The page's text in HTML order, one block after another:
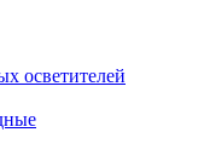
осветителей